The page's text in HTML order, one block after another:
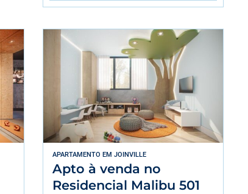
APARTAMENTO EM JOINVILLE
Apto à venda no
Residencial Malibu 501